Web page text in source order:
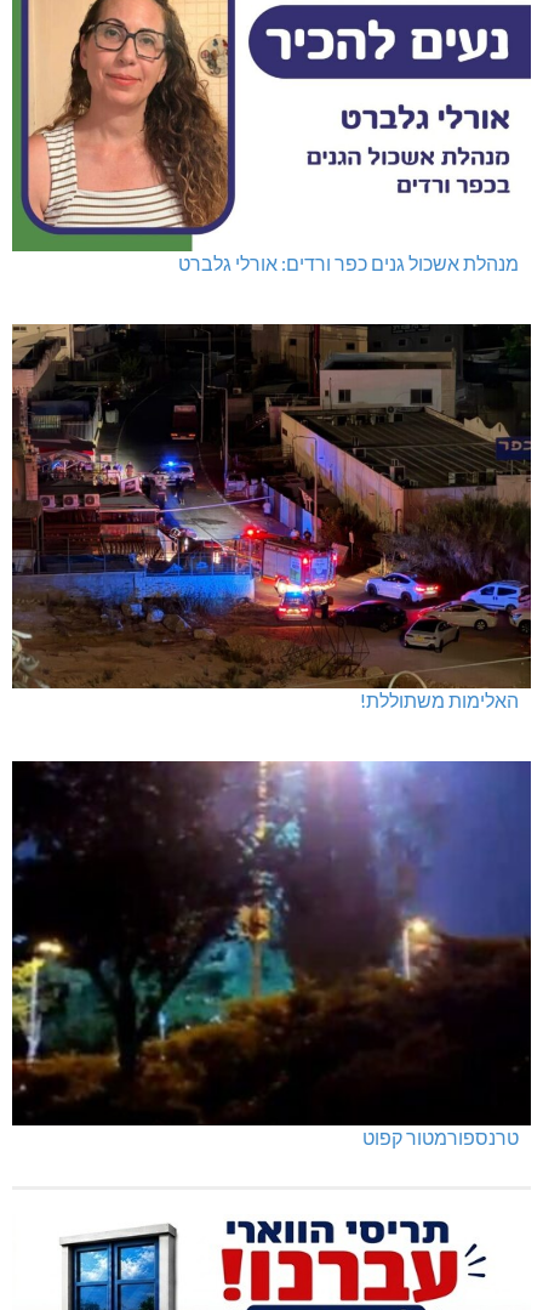
מנהלת אשכול גנים כפר ורדים: אורלי גלברט
האלימות משתוללת!
טרנספורמטור קפוט